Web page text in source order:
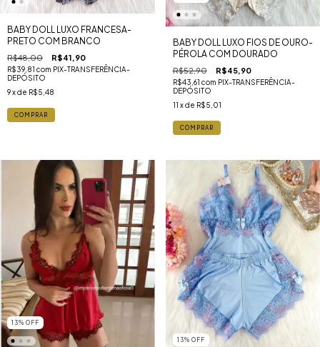
BABY DOLL LUXO FRANCESA-
PRETO COM BRANCO
R$48,00 R$41,90
R$39,81 com PIX-TRANSFERÊNCIA-
DEPÓSITO
9x de R$5,48
COMPRAR
BABY DOLL LUXO FIOS DE OURO-
PÉROLA COM DOURADO
R$52,90 R$45,90
R$43,61 com PIX-TRANSFERÊNCIA-
DEPÓSITO
11 x de R$5,01
COMPRAR
13% OFF
13% OFF